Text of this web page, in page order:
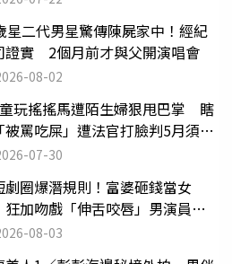
星二代男星驚傳陳屍家中！經紀
證實 2個月前才與父開演唱會
08-02
玩搖搖馬遭陌生婦狠甩巴掌 瞎
被罵吃屎」遭法官打臉判5月須入
07-30
劇圈爆潛規則！富婆砸錢當女
加吻戲「伸舌咬唇」男演員崩
08-03